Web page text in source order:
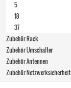
5
18
37
Zubehör Rack
Zubehör Umschalter
Zubehör Antennen
Zubehör Netzwerksicherheit